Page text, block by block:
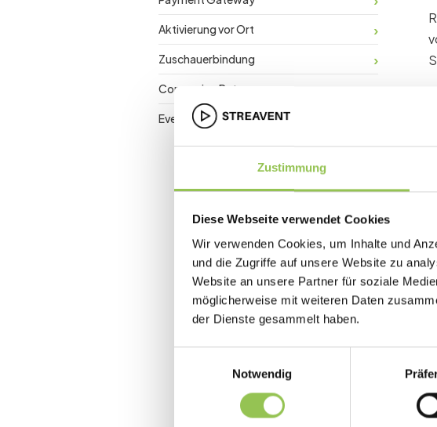
Zustimmung
Diese Webseite verwendet Cookies
Wir verwenden Cookies, um Inhalte und
und die Zugriffe auf unsere Website zu
Website an unsere Partner für soziale
möglicherweise mit weiteren Daten
der Dienste gesammelt haben.
Notwendig
Aktivierung vor Ort
Zuschauerbindung
Conversion Rate
Event-Barrierefreiheit